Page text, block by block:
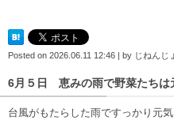
Posted on 2026.06.11 12:46 by じねんじ
6月５日 恵みの雨で野菜たちは
台風がもたらした雨ですっかり元